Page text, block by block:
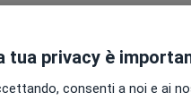
tua privacy è
consenti a noi e ai